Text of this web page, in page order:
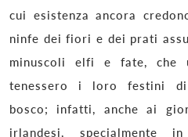
cui esistenza ancora
ninfe dei fiori e dei prati
minuscoli elfi e fate, che
tenessero i loro festini di
bosco; infatti, anche ai
irlandesi, specialmente